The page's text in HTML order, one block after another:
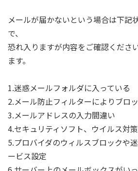
メールが届かないという場合は下記
で、
恐れ入りますが内容をご確認くださ
ます。
1.迷惑メールフォルダに入っている
2.メール防止フィルターによりブロ
3.メールアドレスの入力間違い
4.セキュリティソフト、ウイルス対
5.プロバイダのウィルスブロックや
ービス設定